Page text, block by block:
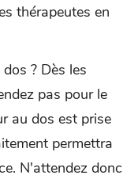
thérapeutes en
? Dès les
pas pour le
au dos est prise
permettra
N'attendez donc